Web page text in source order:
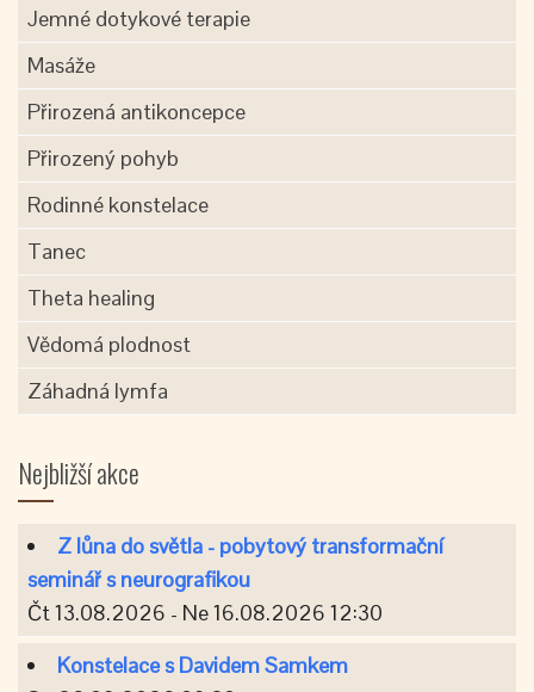
Jemné dotykové terapie
Masáže
Přirozená antikoncepce
Přirozený pohyb
Rodinné konstelace
Tanec
Theta healing
Vědomá plodnost
Záhadná lymfa
Nejbližší akce
Z lůna do světla - pobytový transformační
seminář s neurografikou
Čt 13.08.2026 - Ne 16.08.2026 12:30
Konstelace s Davidem Samkem